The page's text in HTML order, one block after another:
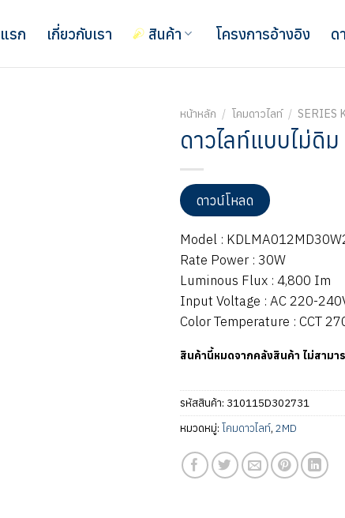
รก เกี่ยวกับเรา สินค้า โครงการอ้างอิง ด
หน้าหลัก / โคมดาวไลท์ / SERIES
ดาวไลท์แบบไม่ดิ
ดาวน์โหลด
Model :
Rate Power : 30W
Luminous Flux : 4,800 Im
Input Voltage : AC 220-
Color Temperature : CCT
สินค้านี้หมดจากคลังสินค้า ไม่สามา
รหัสสินค้า: 310115D302731
หมวดหมู่: โคมดาวไลท์, 2MD